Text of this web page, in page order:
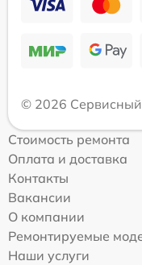
© 2026 Сервисный
Стоимость ремонта
Оплата и доставка
Контакты
Вакансии
О компании
Ремонтируемые
Наши услуги